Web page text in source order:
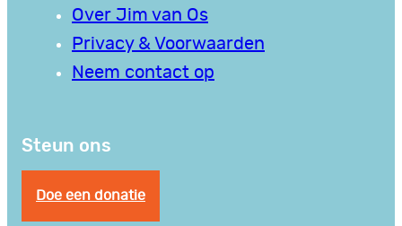
Over Jim van Os
Privacy & Voorwaarden
Neem contact op
Steun ons
Doe een donatie